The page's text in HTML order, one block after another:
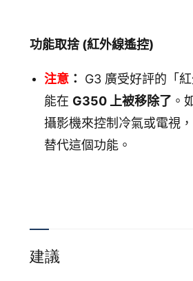
功能取捨 (紅外線遙控)
注意：
G3 廣受好評的「
能在 G350 上被移除了 。
攝影機來控制冷氣或電視
替代這個功能。
建議